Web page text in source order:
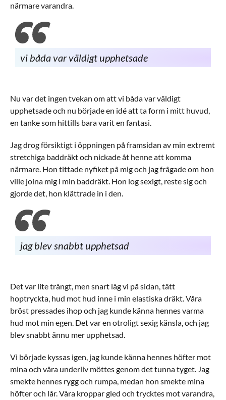
närmare varandra.
vi båda var väldigt upphetsade
Nu var det ingen tvekan om att vi båda var väldigt
upphetsade och nu började en idé att ta form i mitt huvud,
en tanke som hittills bara varit en fantasi.
Jag drog försiktigt i öppningen på framsidan av min extremt
stretchiga baddräkt och nickade åt henne att komma
närmare. Hon tittade nyfiket på mig och jag frågade om hon
ville joina mig i min baddräkt. Hon log sexigt, reste sig och
gjorde det, hon klättrade in i den.
jag blev snabbt upphetsad
Det var lite trångt, men snart låg vi på sidan, tätt
hoptryckta, hud mot hud inne i min elastiska dräkt. Våra
bröst pressades ihop och jag kunde känna hennes varma
hud mot min egen. Det var en otroligt sexig känsla, och jag
blev snabbt ännu mer upphetsad.
Vi började kyssas igen, jag kunde känna hennes höfter mot
mina och våra underliv möttes genom det tunna tyget. Jag
smekte hennes rygg och rumpa, medan hon smekte mina
höfter och lår. Våra kroppar gled och trycktes mot varandra,